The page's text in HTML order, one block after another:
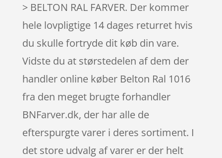
> BELTON RAL FARVER. Der kommer
hele lovpligtige 14 dages returret hvis
du skulle fortryde dit køb din vare.
Vidste du at størstedelen af dem der
handler online køber Belton Ral 1016
fra den meget brugte forhandler
BNFarver.dk, der har alle de
efterspurgte varer i deres sortiment. I
det store udvalg af varer er der helt